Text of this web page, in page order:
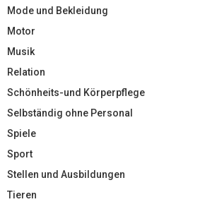
Mode und Bekleidung
Motor
Musik
Relation
Schönheits-und Körperpflege
Selbständig ohne Personal
Spiele
Sport
Stellen und Ausbildungen
Tieren